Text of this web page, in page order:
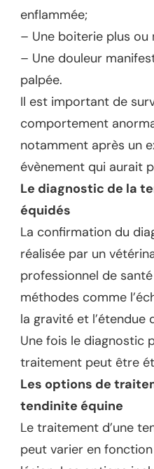
enflammée;
– Une boiterie plus ou
– Une douleur
palpée.
Il est important de
comportement
notamment après un
évènement qui aurait
Le diagnostic de la
équidés
La confirmation du
réalisée par un
professionnel de
méthodes comme
la gravité et l’étendue
Une fois le diagnostic
traitement peut être
Les options de
tendinite équine
Le traitement d’une
peut varier en